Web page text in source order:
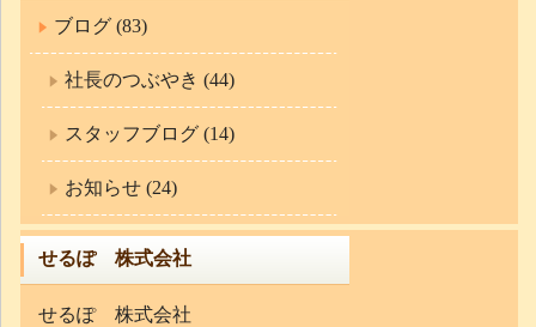
ブログ (83)
社長のつぶやき (44)
スタッフブログ (14)
お知らせ (24)
せるぽ 株式会社
せるぽ 株式会社